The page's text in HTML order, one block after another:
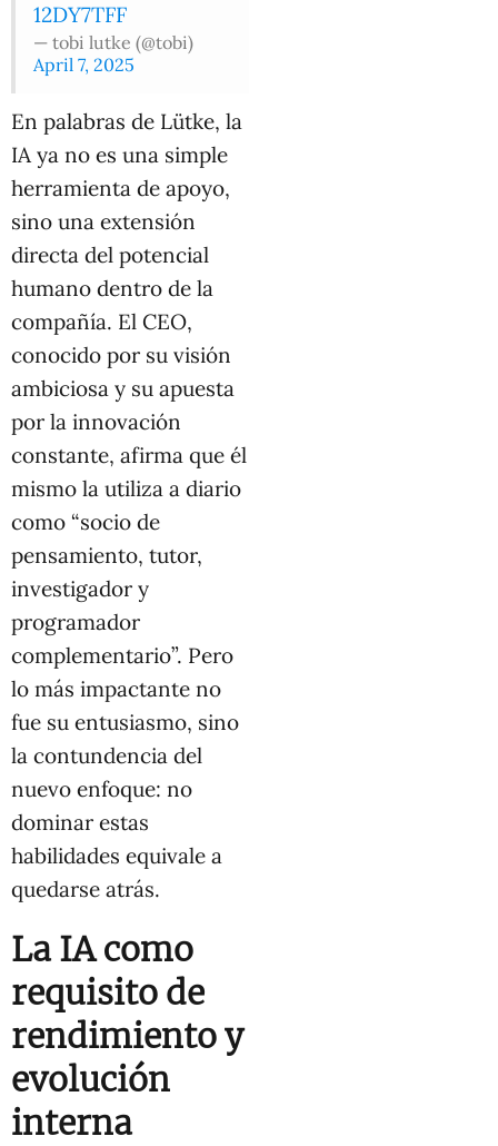
12DY7TFF
— tobi lutke (@tobi)
April 7, 2025
En palabras de Lütke, la
IA ya no es una simple
herramienta de apoyo,
sino una extensión
directa del potencial
humano dentro de la
compañía. El CEO,
conocido por su visión
ambiciosa y su apuesta
por la innovación
constante, afirma que él
mismo la utiliza a diario
como “socio de
pensamiento, tutor,
investigador y
programador
complementario”. Pero
lo más impactante no
fue su entusiasmo, sino
la contundencia del
nuevo enfoque: no
dominar estas
habilidades equivale a
quedarse atrás.
La IA como
requisito de
rendimiento y
evolución
interna